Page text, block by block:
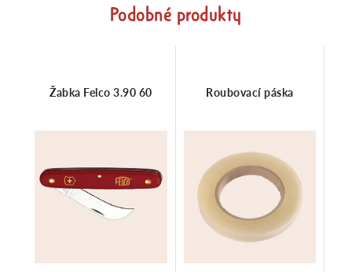
Podobné produkty
Žabka Felco 3.90 60 Roubovací páska